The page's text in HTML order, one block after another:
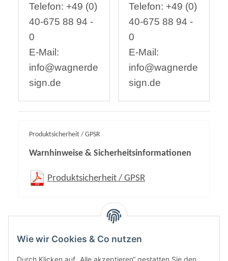
Telefon: +49 (0)
40-675 88 94 -
0
E-Mail:
info@wagnerde
sign.de
Telefon: +49 (0)
40-675 88 94 -
0
E-Mail:
info@wagnerde
sign.de
Produktsicherheit / GPSR
Warnhinweise & Sicherheitsinformationen
Produktsicherheit / GPSR
Wie wir Cookies & Co nutzen